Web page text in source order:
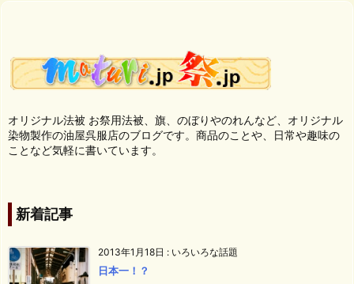
オリジナル法被 お祭用法被、旗、のぼりやのれんなど、オリジナル
染物製作の油屋呉服店のブログです。商品のことや、日常や趣味の
ことなど気軽に書いています。
新着記事
2013年1月18日 : いろいろな話題
日本一！？